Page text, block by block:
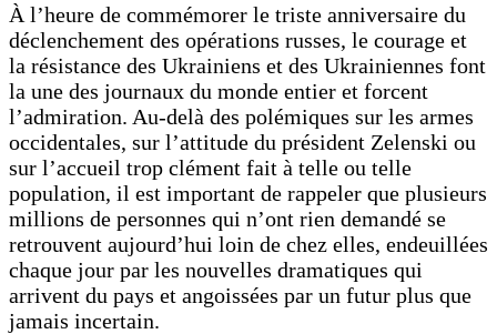
À l’heure de commémorer le triste anniversaire du
déclenchement des opérations russes, le courage et
la résistance des Ukrainiens et des Ukrainiennes font
la une des journaux du monde entier et forcent
l’admiration. Au-delà des polémiques sur les armes
occidentales, sur l’attitude du président Zelenski ou
sur l’accueil trop clément fait à telle ou telle
population, il est important de rappeler que plusieurs
millions de personnes qui n’ont rien demandé se
retrouvent aujourd’hui loin de chez elles, endeuillées
chaque jour par les nouvelles dramatiques qui
arrivent du pays et angoissées par un futur plus que
jamais incertain.